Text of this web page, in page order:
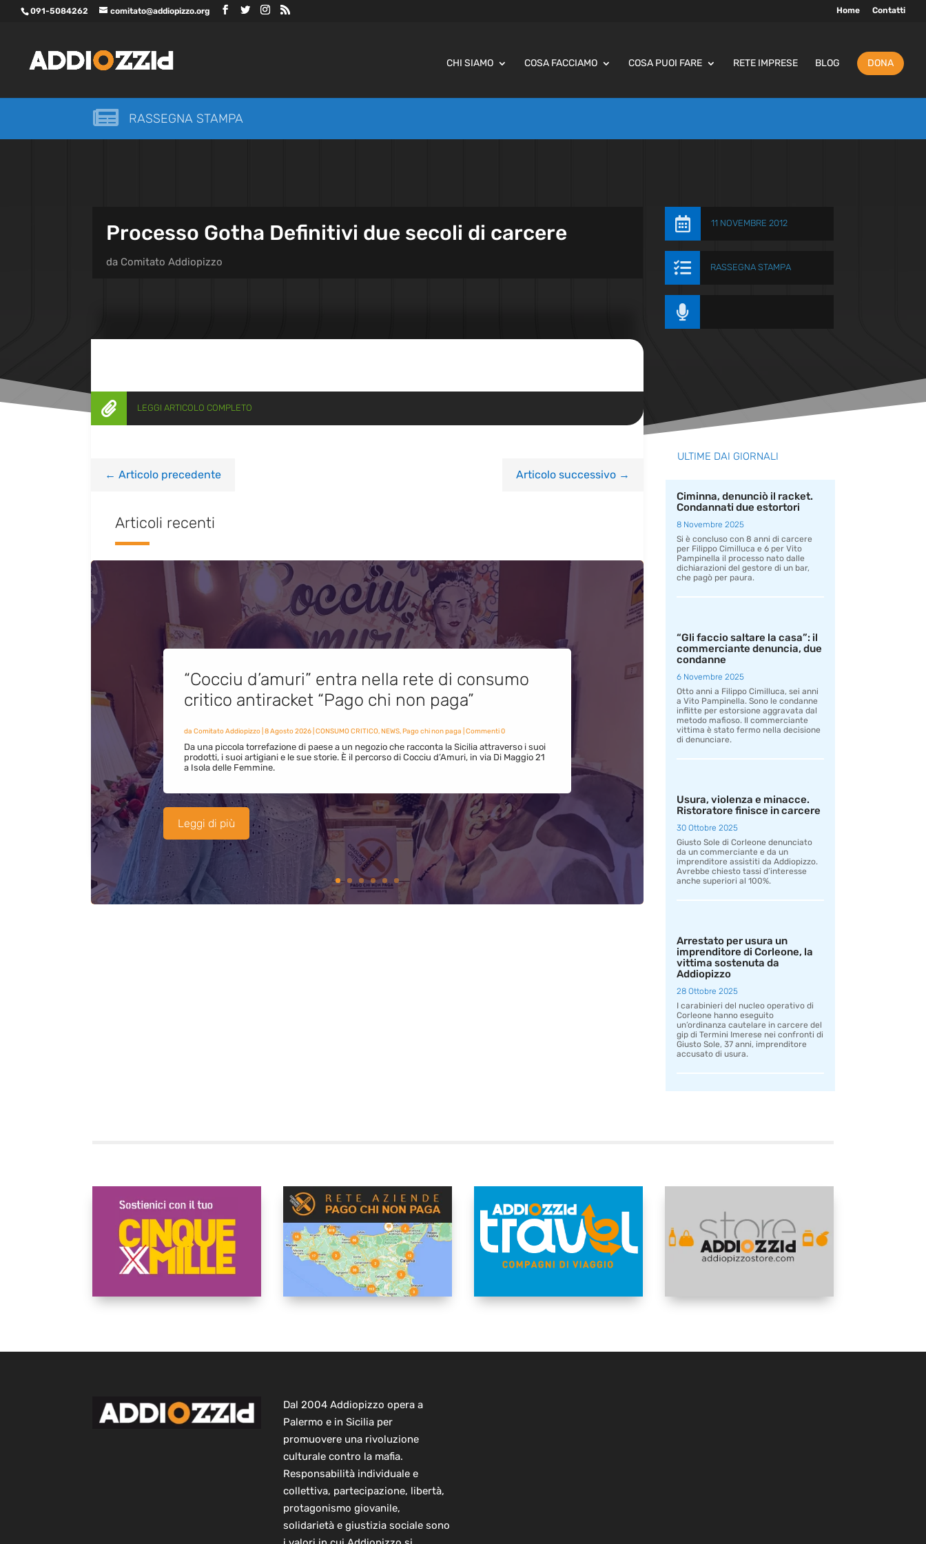
091-5084262 comitato@addiopizzo.org Home Contatti
CHI SIAMO COSA FACCIAMO COSA PUOI FARE RETE IMPRESE BLOG DONA
 RASSEGNA STAMPA
Processo Gotha Definitivi due secoli di carcere
da Comitato Addiopizzo
 11 NOVEMBRE 2012
 RASSEGNA STAMPA

 LEGGI ARTICOLO COMPLETO
← Articolo precedente Articolo successivo→
Articoli recenti
“Cocciu d’amuri” entra nella rete di consumo
critico antiracket “Pago chi non paga”
da Comitato Addiopizzo| 8 Agosto 2026| CONSUMO CRITICO,NEWS,Pago chi non paga | Commenti 0
Da una piccola torrefazione di paese a un negozio che racconta la Sicilia attraverso i suoi
prodotti, i suoi artigiani e le sue storie. È il percorso di Cocciu d’Amuri, in via Di Maggio 21
a Isola delle Femmine.
Leggi di più
ULTIME DAI GIORNALI
Ciminna, denunciò il racket.
Condannati due estortori
8 Novembre 2025
Si è concluso con 8 anni di carcere
per Filippo Cimilluca e 6 per Vito
Pampinella il processo nato dalle
dichiarazioni del gestore di un bar,
che pagò per paura.
“Gli faccio saltare la casa”: il
commerciante denuncia, due
condanne
6 Novembre 2025
Otto anni a Filippo Cimilluca, sei anni
a Vito Pampinella. Sono le condanne
inflitte per estorsione aggravata dal
metodo mafioso. Il commerciante
vittima è stato fermo nella decisione
di denunciare.
Usura, violenza e minacce.
Ristoratore finisce in carcere
30 Ottobre 2025
Giusto Sole di Corleone denunciato
da un commerciante e da un
imprenditore assistiti da Addiopizzo.
Avrebbe chiesto tassi d’interesse
anche superiori al 100%.
Arrestato per usura un
imprenditore di Corleone, la
vittima sostenuta da
Addiopizzo
28 Ottobre 2025
I carabinieri del nucleo operativo di
Corleone hanno eseguito
un’ordinanza cautelare in carcere del
gip di Termini Imerese nei confronti di
Giusto Sole, 37 anni, imprenditore
accusato di usura.
Dal 2004 Addiopizzo opera a
Palermo e in Sicilia per
promuovere una rivoluzione
culturale contro la mafia.
Responsabilità individuale e
collettiva, partecipazione, libertà,
protagonismo giovanile,
solidarietà e giustizia sociale sono